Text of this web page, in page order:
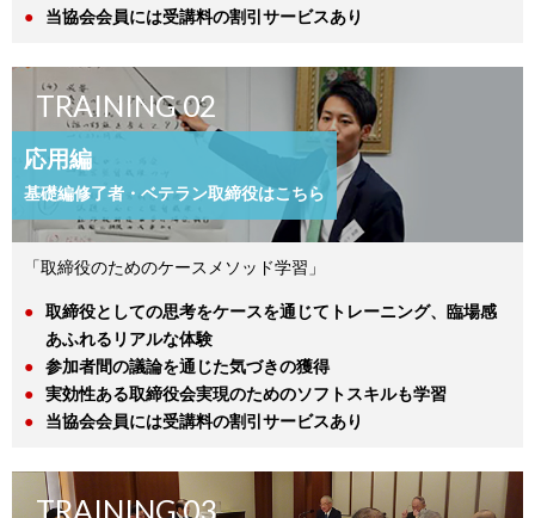
当協会会員には受講料の割引サービスあり
TRAINING 02
応用編
基礎編修了者・ベテラン取締役はこちら
「取締役のためのケースメソッド学習」
取締役としての思考をケースを通じてトレーニング、臨場感
あふれるリアルな体験
参加者間の議論を通じた気づきの獲得
実効性ある取締役会実現のためのソフトスキルも学習
当協会会員には受講料の割引サービスあり
TRAINING 03